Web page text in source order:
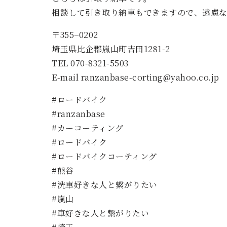
相談して引き取り納車もできますので、遠慮な
〒355−0202
埼玉県比企郡嵐山町吉田1281-2
TEL 070-8321-5503
E-mail ranzanbase-corting@yahoo.co.jp
#ロードバイク
#ranzanbase
#カーコーティング
#ロードバイク
#ロードバイクコーティング
#熊谷
#洗車好きな人と繋がりたい
#嵐山
#車好きな人と繋がりたい